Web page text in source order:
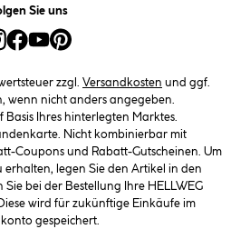
Sie uns
zzgl. Versandkosten und ggf.
wenn nicht anders angegeben.
Basis Ihres hinterlegten Marktes.
Nicht kombinierbar mit
Coupons und Rabatt-Gutscheinen. Um
legen Sie den Artikel in den
bei der Bestellung Ihre HELLWEG
wird für zukünftige Einkäufe im
gespeichert.